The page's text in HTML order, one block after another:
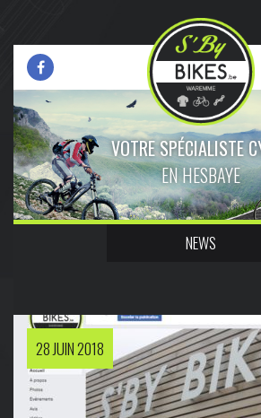
VOTRE SPÉCIALISTE
EN HESBAYE
NEWS
28 JUIN 2018